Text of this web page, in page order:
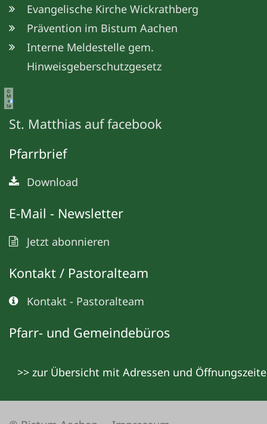
Evangelische Kirche Wickrathberg
Prävention im Bistum Aachen
Interne Meldestelle gem.
Hinweisgeberschutzgesetz
©
M
e
ta
St. Matthias auf facebook
Pfarrbrief
Download
E-Mail - Newsletter
Jetzt abonnieren
Kontakt / Pastoralteam
Kontakt - Pastoralteam
Pfarr- und Gemeindebüros
>> zur Übersicht mit Adressen und